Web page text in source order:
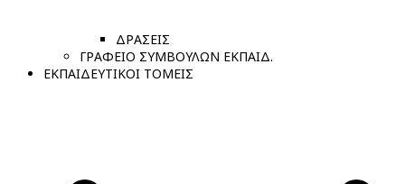
ΔΡΑΣΕΙΣ
ΓΡΑΦΕΙΟ ΣΥΜΒΟΥΛΩΝ ΕΚΠΑΙΔ.
ΕΚΠΑΙΔΕΥΤΙΚΟΙ ΤΟΜΕΙΣ